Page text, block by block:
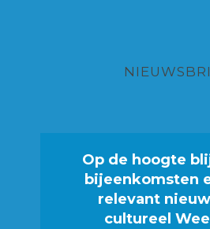
Op de hoogte
bijeenkomsten
relevant
cultureel